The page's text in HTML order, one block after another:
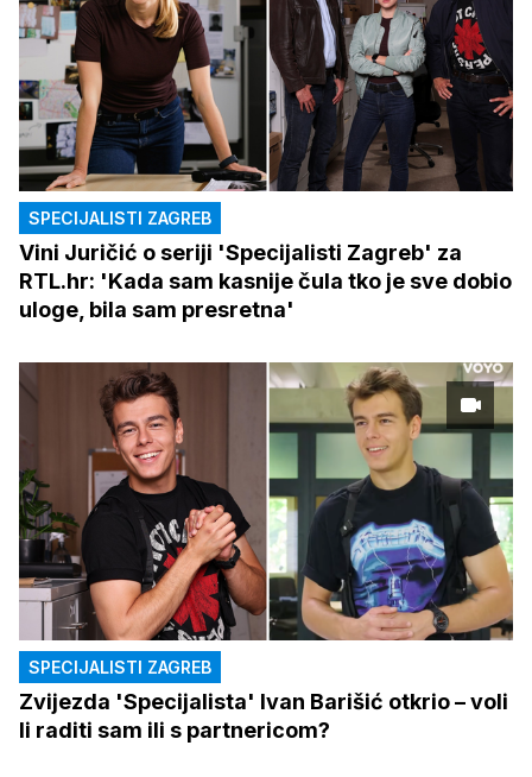
SPECIJALISTI ZAGREB
Vini Juričić o seriji 'Specijalisti Zagreb' za
RTL.hr: 'Kada sam kasnije čula tko je sve dobio
uloge, bila sam presretna'
SPECIJALISTI ZAGREB
Zvijezda 'Specijalista' Ivan Barišić otkrio – voli
li raditi sam ili s partnericom?